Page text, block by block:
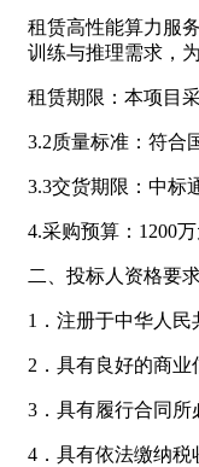
租赁高性能算力服
训练与推理需求，
租赁期限：本项目
3.2质量标准：符合
3.3交货期限：中标
4.采购预算：1200万
二、投标人资格要
1．注册于中华人民
2．具有良好的商业
3．具有履行合同所
4．具有依法缴纳